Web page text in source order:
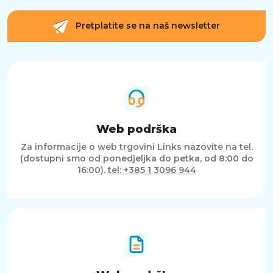
što znači kraće vrijeme učitavanja igara i
aplikacija, kao i ubrzane procese prijenosa
velikih datoteka.
MSI MAG Z790 TOMAHAWK WIFI nudi
napredne alate za prilagodbu i optimizaciju
olakšava podešavanje performansi sustava.
MSI-jev softver poput MSI Center dodatno
pomaže korisnicima da jednostavno
nadgledaju i upravljaju radom svog sustava,
uključujući hlađenje, napajanje i mrežne
jednim klikom, pružajući dodatnu snagu u
trenucima kada je to najpotrebnije. Audio
Boost tehnologija, s integriranim
visokokvalitetnim komponentama, osigurava
Pretplatite se na naš newsletter
Web podrška
Za informacije o web trgovini Links nazovite na tel.
(dostupni smo od ponedjeljka do petka, od 8:00 do
16:00).tel: +385 1 3096 944